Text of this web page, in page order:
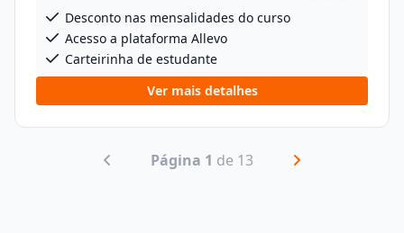
Desconto nas mensalidades do curso
Acesso a plataforma Allevo
Carteirinha de estudante
Ver mais detalhes
Página 1 de 13